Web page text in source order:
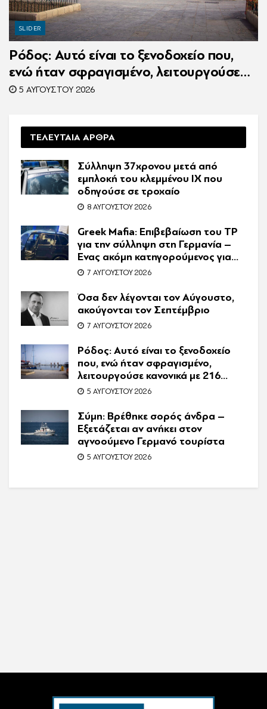
SLIDER
Ρόδος: Αυτό είναι το ξενοδοχείο που,
ενώ ήταν σφραγισμένο, λειτουργούσε
κανονικά με 216 πελάτες – Συνελήφθη η
5 ΑΥΓΟΎΣΤΟΥ 2026
ΤΕΛΕΥΤΑΙΑ ΑΡΘΡΑ
Σύλληψη 37χρονου μετά από
εμπλοκή του κλεμμένου ΙΧ που
οδηγούσε σε τροχαίο
8 ΑΥΓΟΎΣΤΟΥ 2026
Greek Mafia: Επιβεβαίωση τoυ ΤP
για την σύλληψη στη Γερμανία –
Ένας ακόμη κατηγορούμενος για
τον θάνατο του Ζαμπούνη
7 ΑΥΓΟΎΣΤΟΥ 2026
Όσα δεν λέγονται τον Αύγουστο,
ακούγονται τον Σεπτέμβριο
7 ΑΥΓΟΎΣΤΟΥ 2026
Ρόδος: Αυτό είναι το ξενοδοχείο
που, ενώ ήταν σφραγισμένο,
λειτουργούσε κανονικά με 216
πελάτες – Συνελήφθη η
5 ΑΥΓΟΎΣΤΟΥ 2026
Σύμη: Βρέθηκε σορός άνδρα –
Εξετάζεται αν ανήκει στον
αγνοούμενο Γερμανό τουρίστα
5 ΑΥΓΟΎΣΤΟΥ 2026